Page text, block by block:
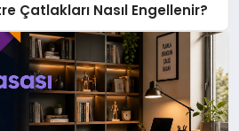
Çatlakları Nasıl Engellenir?